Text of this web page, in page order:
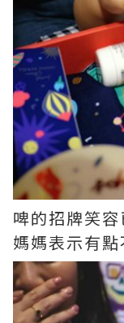
啤的招牌笑
媽媽表示有